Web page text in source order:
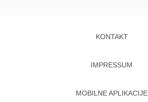
KONTAKT
IMPRESSUM
MOBILNE APLIKACIJE